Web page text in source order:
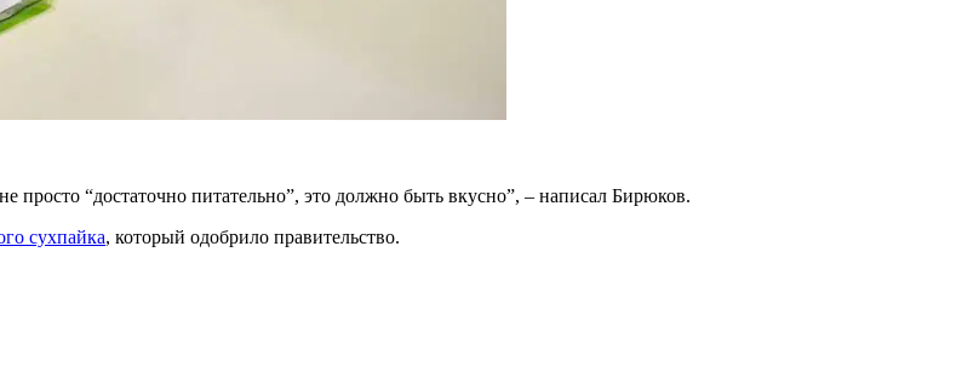
“достаточно питательно”, это должно быть вкусно”, – написал Бирюков.
сухпайка, который одобрило правительство.